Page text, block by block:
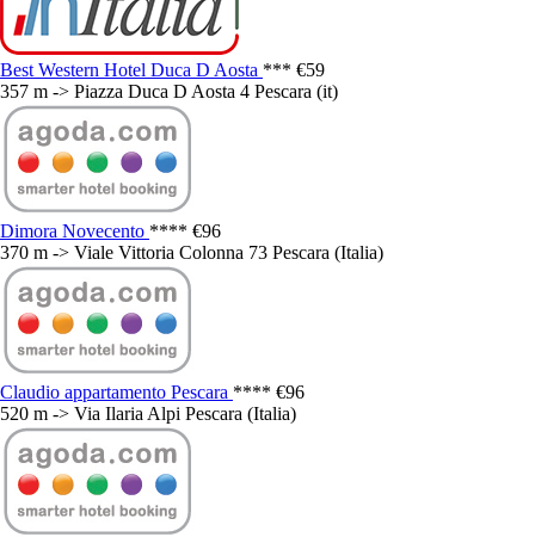
Best Western Hotel Duca D Aosta *** €59
357 m -> Piazza Duca D Aosta 4 Pescara (it)
Dimora Novecento **** €96
370 m -> Viale Vittoria Colonna 73 Pescara (Italia)
Claudio appartamento Pescara **** €96
520 m -> Via Ilaria Alpi Pescara (Italia)